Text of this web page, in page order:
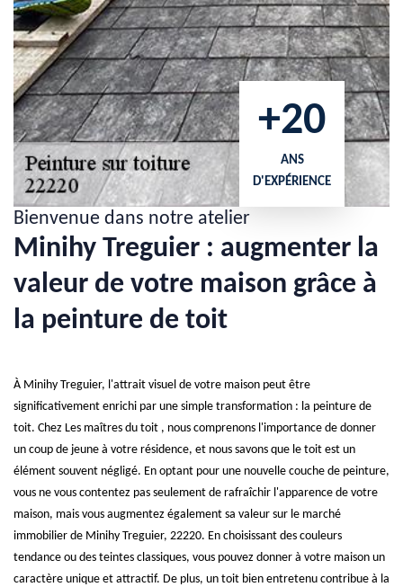
+20
ANS
D'EXPÉRIENCE
Bienvenue dans notre atelier
Minihy Treguier : augmenter la
valeur de votre maison grâce à
la peinture de toit
À Minihy Treguier, l'attrait visuel de votre maison peut être
significativement enrichi par une simple transformation : la peinture de
toit. Chez Les maîtres du toit , nous comprenons l'importance de donner
un coup de jeune à votre résidence, et nous savons que le toit est un
élément souvent négligé. En optant pour une nouvelle couche de peinture,
vous ne vous contentez pas seulement de rafraîchir l'apparence de votre
maison, mais vous augmentez également sa valeur sur le marché
immobilier de Minihy Treguier, 22220. En choisissant des couleurs
tendance ou des teintes classiques, vous pouvez donner à votre maison un
caractère unique et attractif. De plus, un toit bien entretenu contribue à la